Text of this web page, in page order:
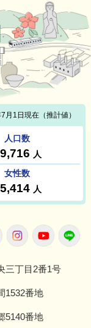
FacebookInstagram
三丁目2番1号
1532番地
5140番地